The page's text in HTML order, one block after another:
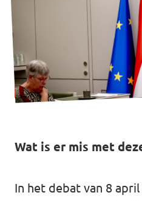
Volt There -
Charge -
Wat is er mis met
In het debat van 8